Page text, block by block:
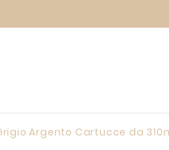
Grigio Argento Cartucce da